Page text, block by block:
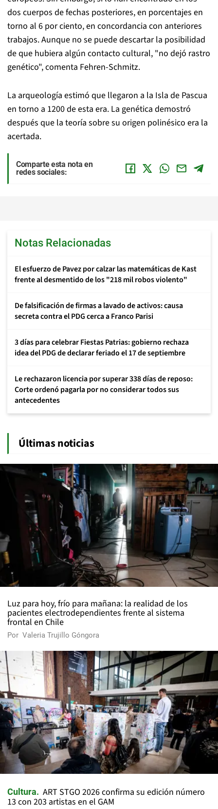
dos cuerpos de fechas posteriores, en porcentajes en
torno al 6 por ciento, en concordancia con anteriores
trabajos. Aunque no se puede descartar la posibilidad
de que hubiera algún contacto cultural, "no dejó rastro
genético", comenta Fehren-Schmitz.
La arqueología estimó que llegaron a la Isla de Pascua
en torno a 1200 de esta era. La genética demostró
después que la teoría sobre su origen polinésico era la
acertada.
Comparte esta nota en
redes sociales:
Notas Relacionadas
El esfuerzo de Pavez por calzar las matemáticas de Kast
frente al desmentido de los "218 mil robos violento"
De falsificación de firmas a lavado de activos: causa
secreta contra el PDG cerca a Franco Parisi
3 días para celebrar Fiestas Patrias: gobierno rechaza
idea del PDG de declarar feriado el 17 de septiembre
Le rechazaron licencia por superar 338 días de reposo:
Corte ordenó pagarla por no considerar todos sus
antecedentes
Últimas noticias
Luz para hoy, frío para mañana: la realidad de los
pacientes electrodependientes frente al sistema
frontal en Chile
Por Valeria Trujillo Góngora
Cultura
ART STGO 2026 confirma su edición número
13 con 203 artistas en el GAM